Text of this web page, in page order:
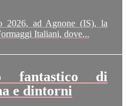
2026, ad Agnone (IS), la
Italiani, dove...
fantastico di
e dintorni